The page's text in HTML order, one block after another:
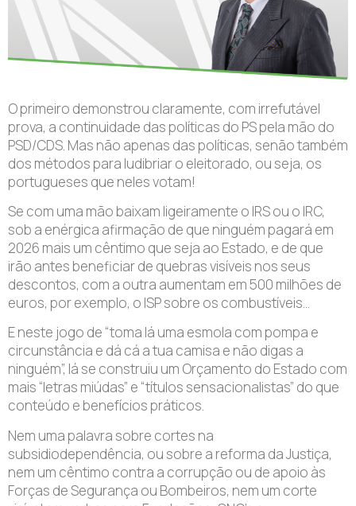
O primeiro demonstrou claramente, com irrefutável
prova, a continuidade das políticas do PS pela mão do
PSD/CDS. Mas não apenas das políticas, senão também
dos métodos para ludibriar o eleitorado, ou seja, os
portugueses que neles votam!
Se com uma mão baixam ligeiramente o IRS ou o IRC,
sob a enérgica afirmação de que ninguém pagará em
2026 mais um cêntimo que seja ao Estado, e de que
irão antes beneficiar de quebras visíveis nos seus
descontos, com a outra aumentam em 500 milhões de
euros, por exemplo, o ISP sobre os combustíveis…
E neste jogo de “toma lá uma esmola com pompa e
circunstância e dá cá a tua camisa e não digas a
ninguém”, lá se construiu um Orçamento do Estado com
mais “letras miúdas” e “títulos sensacionalistas” do que
conteúdo e benefícios práticos.
Nem uma palavra sobre cortes na
subsidiodependência, ou sobre a reforma da Justiça,
nem um cêntimo contra a corrupção ou de apoio às
Forças de Segurança ou Bombeiros, nem um corte